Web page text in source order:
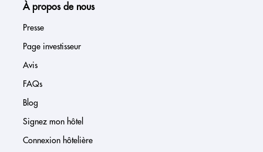
À propos de nous
Presse
Page investisseur
Avis
FAQs
Blog
Signez mon hôtel
Connexion hôtelière